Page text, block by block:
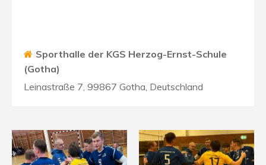
Sporthalle der KGS Herzog-Ernst-Schule
(Gotha)
Leinastraße 7, 99867 Gotha, Deutschland